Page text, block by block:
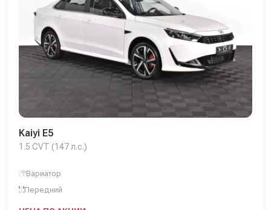
Kaiyi E5
1.5 CVT (147 л.с.)
Вариатор
Передний